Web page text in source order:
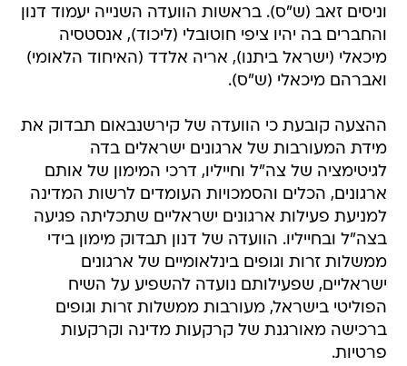
מיכאלי (ישראל ביתנו), אריה אלדד (האיחוד הלאומי)
ואברהם מיכאלי (ש"ס).
ההצעה קובעת כי הוועדה של קירשנבאום תבדוק את
לגיטימציה של צה"ל וחייליו, דרכי המימון של אותם
ארגונים, הכלים והסמכויות העומדים לרשות המדינה
למניעת פעילות ארגונים ישראליים שתכליתה פגיעה
בצה"ל ובחייליו. הוועדה של דנון תבדוק מימון בידי
ממשלות זרות וגופים בינלאומיים של ארגונים
ישראליים, שפעילותם נועדה להשפיע על השיח
הפוליטי בישראל, מעורבות ממשלות זרות וגופים
ברכישה מאורגנת של קרקעות מדינה וקרקעות
פרטיות.
לפניות לכתב: pinhas_wolf@walla.com